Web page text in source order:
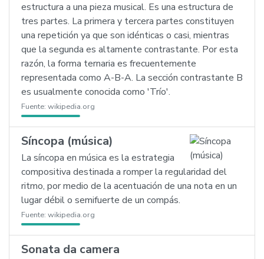
estructura a una pieza musical. Es una estructura de
tres partes. La primera y tercera partes constituyen
una repetición ya que son idénticas o casi, mientras
que la segunda es altamente contrastante. Por esta
razón, la forma ternaria es frecuentemente
representada como A-B-A. La sección contrastante B
es usualmente conocida como 'Trío'.
Fuente: wikipedia.org
Síncopa (música)
La síncopa en música es la estrategia
compositiva destinada a romper la regularidad del
ritmo, por medio de la acentuación de una nota en un
lugar débil o semifuerte de un compás.
Fuente: wikipedia.org
Sonata da camera